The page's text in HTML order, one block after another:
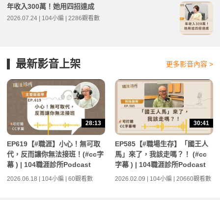
年收入300萬！她用四招達成
2026.07.24 | 104小編 | 2286觀看數
最新影音上架 更多影音內容 >
28:13
EP619【#職涯】小心！無可取
代，反而讓你無法接班！(#cc字
幕 ) | 104職涯診所Podcast
2026.06.18 | 104小編 | 60觀看數
30:41
EP585【#職場生存】「國王人
馬」來了，我該走嗎？！ (#cc
字幕 ) | 104職涯診所Podcast
2026.02.09 | 104小編 | 20660觀看數